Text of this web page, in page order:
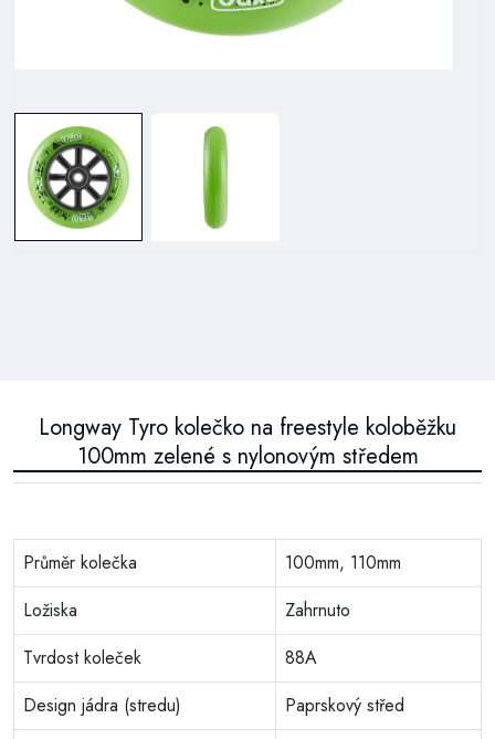
Longway Tyro kolečko na freestyle koloběžku
100mm zelené s nylonovým středem
Průměr kolečka
100mm, 110mm
Ložiska
Zahrnuto
Tvrdost koleček
88A
Design jádra (stredu)
Paprskový střed